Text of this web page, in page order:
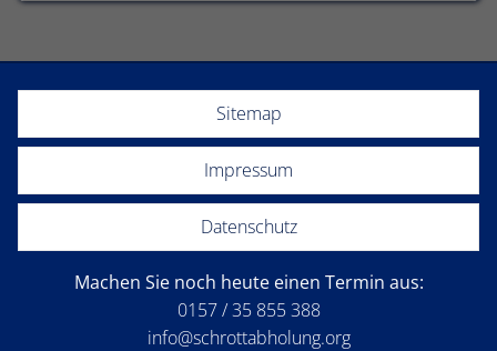
Sitemap
Impressum
Datenschutz
Machen Sie noch heute einen Termin aus:
0157 / 35 855 388
info@schrottabholung.org